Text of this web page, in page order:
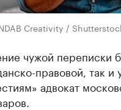
Creativity /
чужой переписки
правовой, так и
адвокат